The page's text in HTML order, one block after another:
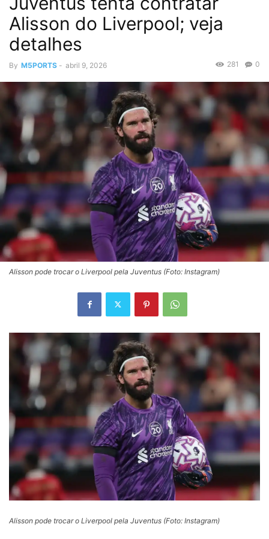
Alisson do Liverpool; veja
detalhes
By M5PORTS - abril 9, 2026 0
281
Alisson pode trocar o Liverpool pela Juventus (Foto: Instagram)
Alisson pode trocar o Liverpool pela Juventus (Foto: Instagram)